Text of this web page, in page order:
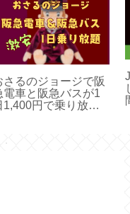
さるのジョージで阪
電車と阪急バスが1
1,400円で乗り放題